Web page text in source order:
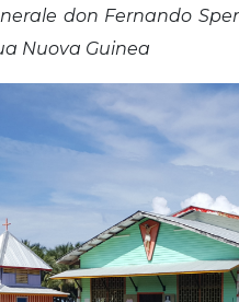
don Fernando
Nuova Guinea